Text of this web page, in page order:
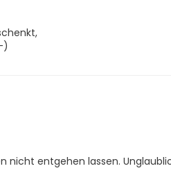
)
entgehen lassen.